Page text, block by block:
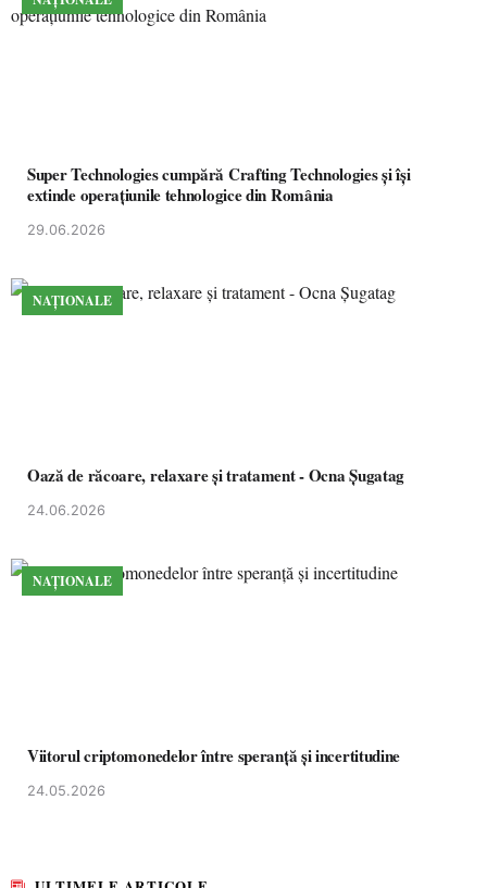
Super Technologies cumpără Crafting Technologies și își
extinde operațiunile tehnologice din România
29.06.2026
NAȚIONALE
Oază de răcoare, relaxare și tratament - Ocna Șugatag
24.06.2026
NAȚIONALE
Viitorul criptomonedelor între speranță și incertitudine
24.05.2026